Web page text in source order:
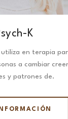
K
utiliza en terapia
a cambiar
y patrones de.